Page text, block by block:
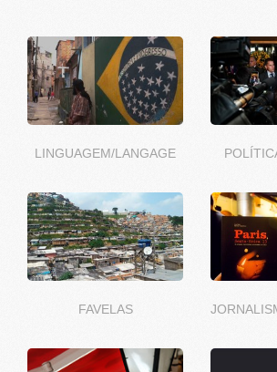
LINGUAGEM/LANGAGE
FAVELAS